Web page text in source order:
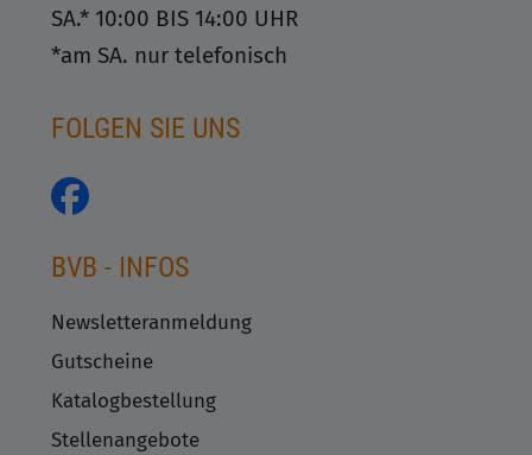
SA.* 10:00 BIS 14:00 UHR
*am SA. nur telefonisch
FOLGEN SIE UNS
BVB - INFOS
Newsletteranmeldung
Gutscheine
Katalogbestellung
Stellenangebote